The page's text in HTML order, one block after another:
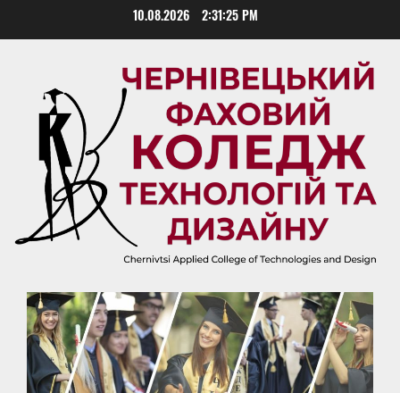
10.08.2026 2:31:26 PM